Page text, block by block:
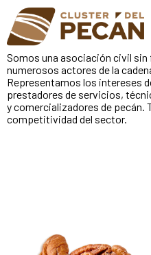
Somos una asociación civil sin
numerosos actores de la
Representamos los intereses
prestadores de servicios,
y comercializadores de pecán.
competitividad del sector.